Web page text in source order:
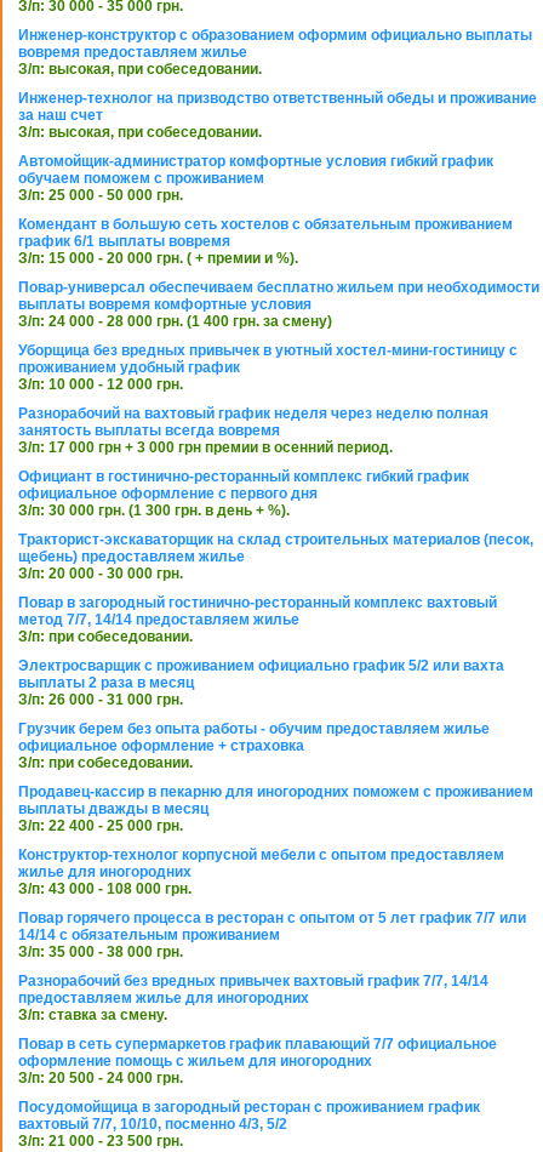
З/п: 30 000 - 35 000 грн.
Инженер-конструктор с образованием оформим официально выплаты
вовремя предоставляем жилье
З/п: высокая, при собеседовании.
Инженер-технолог на призводство ответственный обеды и проживание
за наш счет
З/п: высокая, при собеседовании.
Автомойщик-администратор комфортные условия гибкий график
обучаем поможем с проживанием
З/п: 25 000 - 50 000 грн.
Комендант в большую сеть хостелов с обязательным проживанием
график 6/1 выплаты вовремя
З/п: 15 000 - 20 000 грн. ( + премии и %).
Повар-универсал обеспечиваем бесплатно жильем при необходимости
выплаты вовремя комфортные условия
З/п: 24 000 - 28 000 грн. (1 400 грн. за смену)
Уборщица без вредных привычек в уютный хостел-мини-гостиницу с
проживанием удобный график
З/п: 10 000 - 12 000 грн.
Разнорабочий на вахтовый график неделя через неделю полная
занятость выплаты всегда вовремя
З/п: 17 000 грн + 3 000 грн премии в осенний период.
Официант в гостинично-ресторанный комплекс гибкий график
официальное оформление с первого дня
З/п: 30 000 грн. (1 300 грн. в день + %).
Тракторист-экскаваторщик на склад строительных материалов (песок,
щебень) предоставляем жилье
З/п: 20 000 - 30 000 грн.
Повар в загородный гостинично-ресторанный комплекс вахтовый
метод 7/7, 14/14 предоставляем жилье
З/п: при собеседовании.
Электросварщик с проживанием официально график 5/2 или вахта
выплаты 2 раза в месяц
З/п: 26 000 - 31 000 грн.
Грузчик берем без опыта работы - обучим предоставляем жилье
официальное оформление + страховка
З/п: при собеседовании.
Продавец-кассир в пекарню для иногородних поможем с проживанием
выплаты дважды в месяц
З/п: 22 400 - 25 000 грн.
Конструктор-технолог корпусной мебели с опытом предоставляем
жилье для иногородних
З/п: 43 000 - 108 000 грн.
Повар горячего процесса в ресторан с опытом от 5 лет график 7/7 или
14/14 с обязательным проживанием
З/п: 35 000 - 38 000 грн.
Разнорабочий без вредных привычек вахтовый график 7/7, 14/14
предоставляем жилье для иногородних
З/п: ставка за смену.
Повар в сеть супермаркетов график плавающий 7/7 официальное
оформление помощь с жильем для иногородних
З/п: 20 500 - 24 000 грн.
Посудомойщица в загородный ресторан с проживанием график
вахтовый 7/7, 10/10, посменно 4/3, 5/2
З/п: 21 000 - 23 500 грн.